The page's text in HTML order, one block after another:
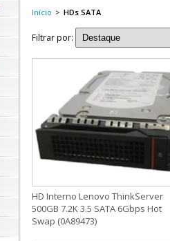
Início > HDs SATA
Filtrar por:
HD Interno Lenovo ThinkServer
500GB 7.2K 3.5 SATA 6Gbps Hot
Swap (0A89473)